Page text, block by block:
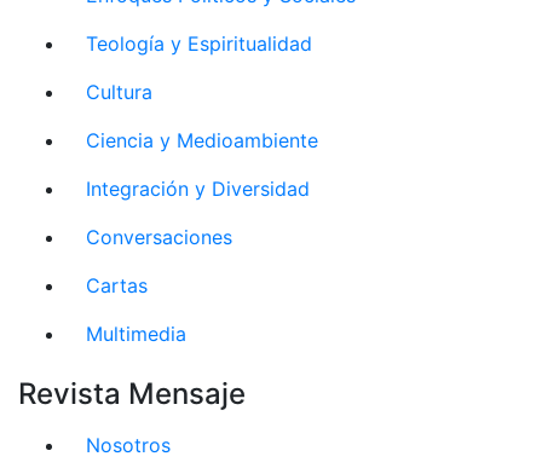
Teología y Espiritualidad
Cultura
Ciencia y Medioambiente
Integración y Diversidad
Conversaciones
Cartas
Multimedia
Revista Mensaje
Nosotros